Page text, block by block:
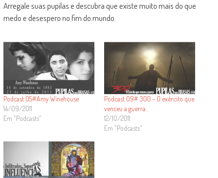
Arregale suas pupilas e descubra que existe muito mais do que
medo e desespero no fim do mundo.
Podcast 05#Amy Winehouse
14/09/2011
Em "Podcasts"
Podcast 09# 300 – O exército que
venceu a guerra.
12/10/2011
Em "Podcasts"